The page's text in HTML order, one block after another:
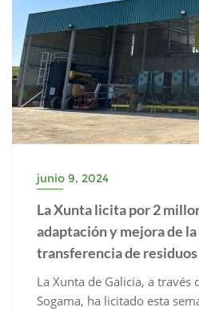
junio 9, 2024
La Xunta licita por 2
adaptación y mejora de
transferencia de
La Xunta de Galicia, a través
Sogama, ha licitado esta